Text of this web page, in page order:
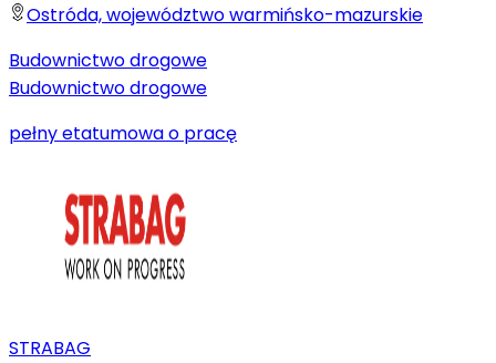
Ostróda, województwo warmińsko-mazurskie
Budownictwo drogowe
Budownictwo drogowe
pełny etatumowa o pracę
STRABAG